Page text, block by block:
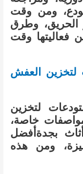
ومن وقت
الحريق، وطرق
فعاليتها وقت
العفش
لتخزين
خاصة،
بجدةأفضل
ومن هذه